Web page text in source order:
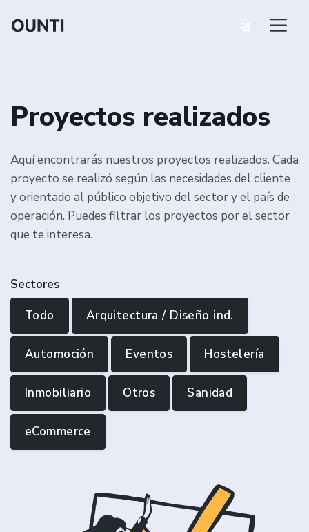
Proyectos realizados
Aquí encontrarás nuestros proyectos realizados. Cada
proyecto se realizó según las necesidades del cliente
y orientado al público objetivo del sector y el país de
operación. Puedes filtrar los proyectos por el sector
que te interesa.
Sectores
Todo
Arquitectura / Diseño ind.
Automoción Eventos Hostelería
Inmobiliario Otros Sanidad
eCommerce